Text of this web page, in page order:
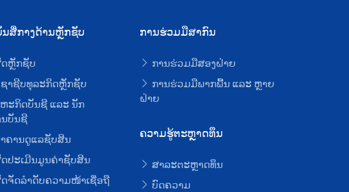
ນສື່ກາງດ້ານຫຼັກຊັບ
ຫຼັກຊັບ
າຊີບທຸລະກິດຫຼັກຊັບ
ະກິດບັນຊີ ແລະ ນັກ
ບັນຊີ
ຄານດູແລຊັບສິນ
ປະເມີນມູນຄ່າຊັບສິນ
ຈັດລໍາດັບຄວາມໜ້າເຊື່ອຖື
ການຮ່ວມມືສາກົນ
ການຮ່ວມມືສອງຝ່າຍ
ການຮ່ວມມືພາກພື້ນ ແລະ ຫຼາຍ
ຝ່າຍ
ຄວາມຮູ້ຕະຫຼາດທຶນ
ສາລະຕະຫຼາດທຶນ
ບົດຄວາມ